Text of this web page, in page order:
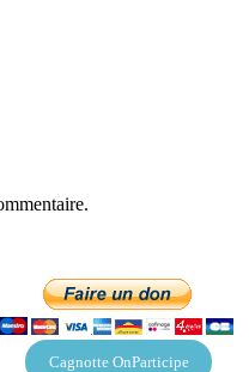
Cagnotte OnParticipe